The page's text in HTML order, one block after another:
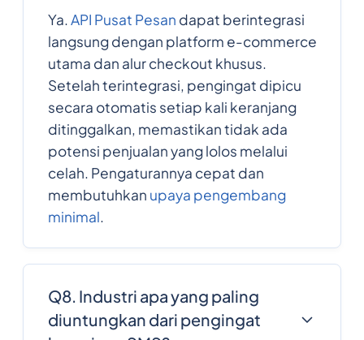
Ya.API Pusat Pesan dapat berintegrasi
langsung dengan platform e-commerce
utama dan alur checkout khusus.
Setelah terintegrasi, pengingat dipicu
secara otomatis setiap kali keranjang
ditinggalkan, memastikan tidak ada
potensi penjualan yang lolos melalui
celah. Pengaturannya cepat dan
membutuhkan upaya pengembang
minimal.
Q8. Industri apa yang paling
diuntungkan dari pengingat